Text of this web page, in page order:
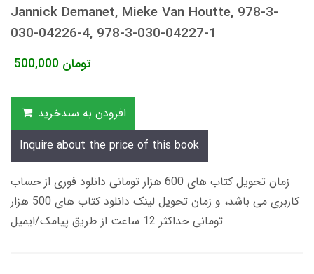
Jannick Demanet, Mieke Van Houtte, 978-3-
030-04226-4, 978-3-030-04227-1
500,000 تومان
افزودن به سبدخرید
Inquire about the price of this book
زمان تحویل کتاب های 600 هزار تومانی دانلود فوری از حساب
کاربری می باشد، و زمان تحویل لینک دانلود کتاب های 500 هزار
تومانی حداکثر 12 ساعت از طریق پیامک/ایمیل